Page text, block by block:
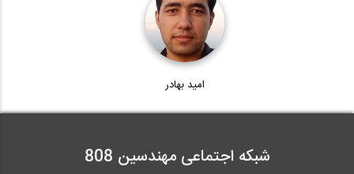
امید بهادر
شبکه اجتماعی مهندسین 808